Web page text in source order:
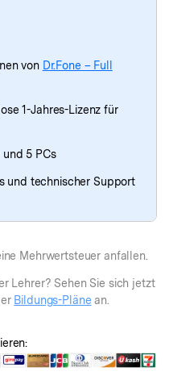
von Dr.Fone – Full
1-Jahres-Lizenz für
5 PCs
und technischer Support
Mehrwertsteuer anfallen.
Lehrer? Sehen Sie sich jetzt
Bildungs-Pläne an.